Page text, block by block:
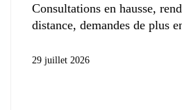
Consultations en hausse,
distance, demandes de plus
29 juillet 2026